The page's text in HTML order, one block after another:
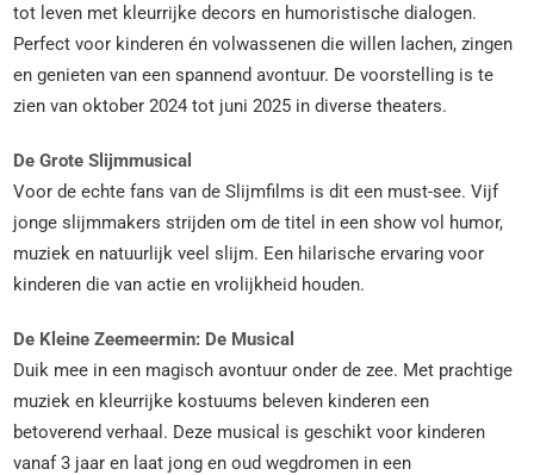
tot leven met kleurrijke decors en humoristische dialogen.
Perfect voor kinderen én volwassenen die willen lachen, zingen
en genieten van een spannend avontuur. De voorstelling is te
zien van oktober 2024 tot juni 2025 in diverse theaters.
De Grote Slijmmusical
Voor de echte fans van de Slijmfilms is dit een must-see. Vijf
jonge slijmmakers strijden om de titel in een show vol humor,
muziek en natuurlijk veel slijm. Een hilarische ervaring voor
kinderen die van actie en vrolijkheid houden.
De Kleine Zeemeermin: De Musical
Duik mee in een magisch avontuur onder de zee. Met prachtige
muziek en kleurrijke kostuums beleven kinderen een
betoverend verhaal. Deze musical is geschikt voor kinderen
vanaf 3 jaar en laat jong en oud wegdromen in een